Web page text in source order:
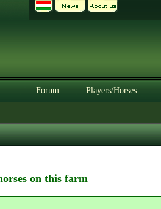
Forum Players/Horses
on this farm